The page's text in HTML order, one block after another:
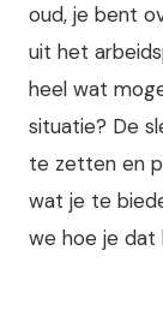
oud, je bent
uit het
heel wat
situatie? De
te zetten en
wat je te
we hoe je dat